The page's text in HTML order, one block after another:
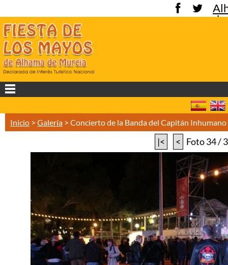
de
Inicio > Galería > Concierto de la Banda del Capitán
|< < Foto 34 /